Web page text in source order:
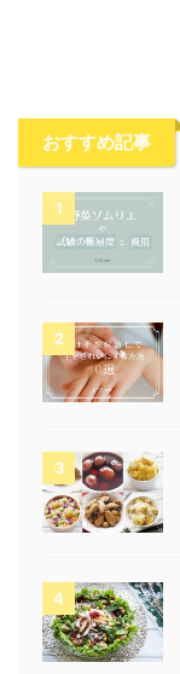
おすすめ記事
1
2
3
4